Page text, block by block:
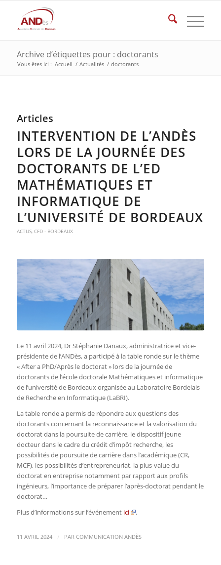
Archive d’étiquettes pour : doctorants
Vous êtes ici : Accueil / Actualités / doctorants
Articles
INTERVENTION DE L’ANDÈS
LORS DE LA JOURNÉE DES
DOCTORANTS DE L’ED
MATHÉMATIQUES ET
INFORMATIQUE DE
L’UNIVERSITÉ DE BORDEAUX
ACTUS, CFD - BORDEAUX
Le 11 avril 2024, Dr Stéphanie Danaux, administratrice et vice-
présidente de l’ANDès, a participé à la table ronde sur le thème
« After a PhD/Après le doctorat » lors de la journée de
doctorants de l’école doctorale Mathématiques et informatique
de l’université de Bordeauxorganisée au Laboratoire Bordelais
de Recherche en Informatique (LaBRI).
La table ronde a permis de répondre aux questions des
doctorants concernant la reconnaissance et la valorisation du
doctorat dans la poursuite de carrière, le dispositif jeune
docteur dans le cadre du crédit d’impôt recherche, les
possibilités de poursuite de carrière dans l’académique (CR,
MCF), les possibilités d’entrepreneuriat, la plus-value du
doctorat en entreprise notamment par rapport aux profils
ingénieurs, l’importance de préparer l’après-doctorat pendant le
doctorat…
Plus d’informations sur l’événement ici .
11 AVRIL 2024 / PAR COMMUNICATION ANDÈS